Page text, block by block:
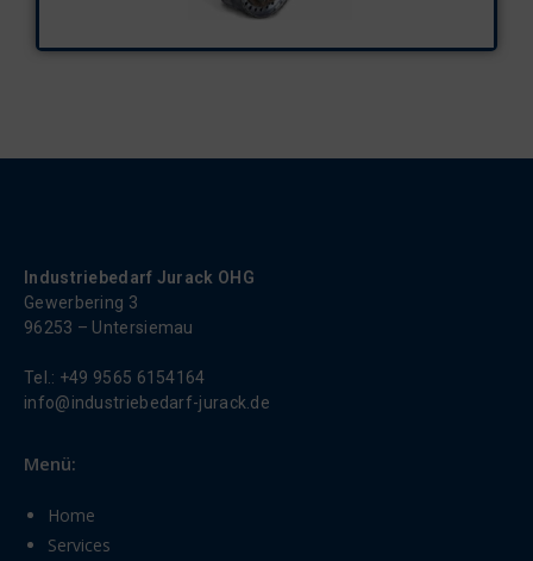
Industriebedarf Jurack OHG
Gewerbering 3
96253 – Untersiemau
Tel.: +49 9565 6154164
info@industriebedarf-jurack.de
Menü:
Home
Services